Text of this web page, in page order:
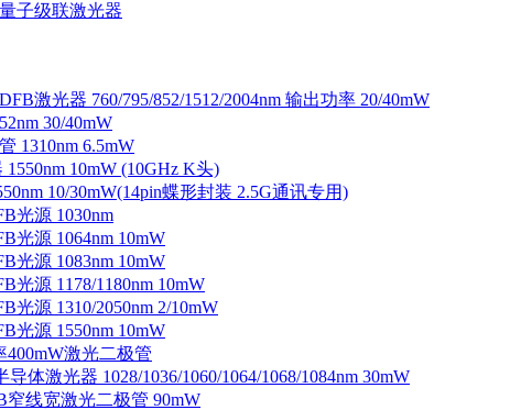
子级联激光器
激光器 760/795/852/1512/2004nm 输出功率 20/40mW
30/40mW
1310nm 6.5mW
10mW (10GHz K头)
10/30mW(14pin蝶形封装 2.5G通讯专用)
光源 1030nm
光源 1064nm 10mW
光源 1083nm 10mW
光源 1178/1180nm 10mW
光源 1310/2050nm 2/10mW
光源 1550nm 10mW
400mW激光二极管
体激光器 1028/1036/1060/1064/1068/1084nm 30mW
窄线宽激光二极管 90mW